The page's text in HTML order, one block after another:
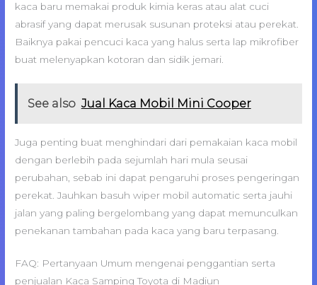
kaca baru memakai produk kimia keras atau alat cuci
abrasif yang dapat merusak susunan proteksi atau perekat.
Baiknya pakai pencuci kaca yang halus serta lap mikrofiber
buat melenyapkan kotoran dan sidik jemari.
See also Jual Kaca Mobil Mini Cooper
Juga penting buat menghindari dari pemakaian kaca mobil
dengan berlebih pada sejumlah hari mula seusai
perubahan, sebab ini dapat pengaruhi proses pengeringan
perekat. Jauhkan basuh wiper mobil automatic serta jauhi
jalan yang paling bergelombang yang dapat memunculkan
penekanan tambahan pada kaca yang baru terpasang.
FAQ: Pertanyaan Umum mengenai penggantian serta
penjualan Kaca Samping Toyota di Madiun